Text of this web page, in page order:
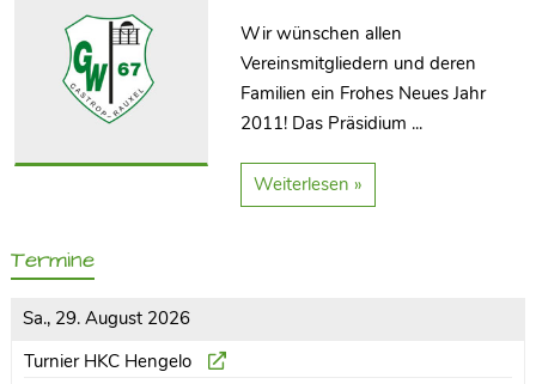
Wir wünschen allen
Vereinsmitgliedern und deren
Familien ein Frohes Neues Jahr
2011! Das Präsidium ...
Weiterlesen »
Termine
Sa., 29. August 2026
Turnier HKC Hengelo